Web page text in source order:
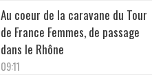
Au coeur de la caravane du Tour
de France Femmes, de passage
dans le Rhône
09:11